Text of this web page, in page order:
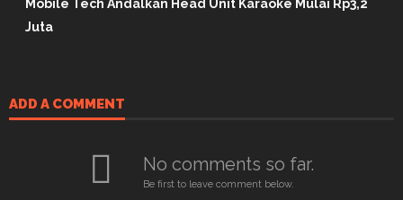
Mobile Tech Andalkan Head Unit Karaoke Mulai Rp3,2
Juta
ADD A COMMENT
No comments so far.
Be first to leave comment below.